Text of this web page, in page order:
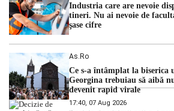
Industria care are nevoie
tineri. Nu ai nevoie de
şase cifre
As.ro
Ce s-a întâmplat la biserica
Georgina trebuiau să aibă
devenit rapid virale
17:40, 07 Aug 2026